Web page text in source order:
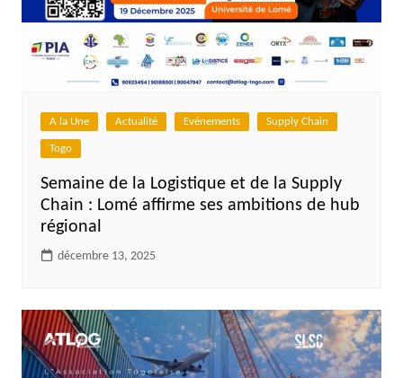
A la Une Actualité Evénements Supply Chain
Togo
Semaine de la Logistique et de la Supply
Chain : Lomé affirme ses ambitions de hub
régional
décembre 13, 2025